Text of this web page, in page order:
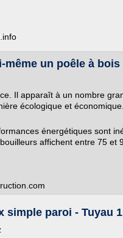
un poêle à bois
Il apparaît à un nombre
écologique et
énergétiques sont
affichent entre 75 et
simple paroi - Tuyau